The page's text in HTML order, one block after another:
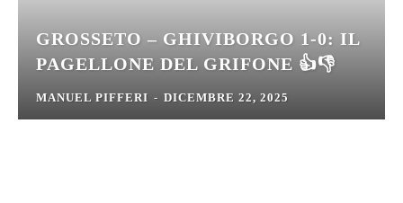
GROSSETO – GHIVIBORGO 1-0: IL
PAGELLONE DEL GRIFONE 👍👎
MANUEL PIFFERI - DICEMBRE 22, 2025